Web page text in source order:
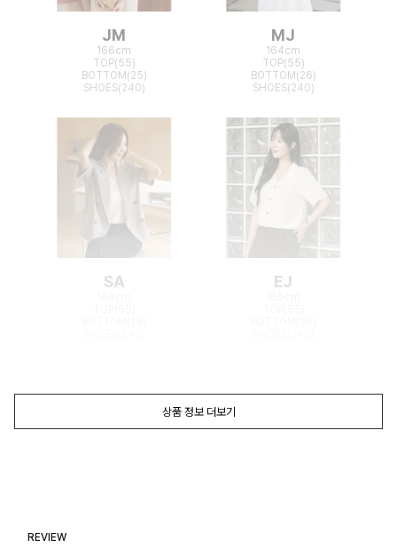
JM
166cm
TOP(55)
BOTTOM(25)
SHOES(240)
MJ
164cm
TOP(55)
BOTTOM(26)
SHOES(240)
SA EJ
상품 정보 더보기
REVIEW